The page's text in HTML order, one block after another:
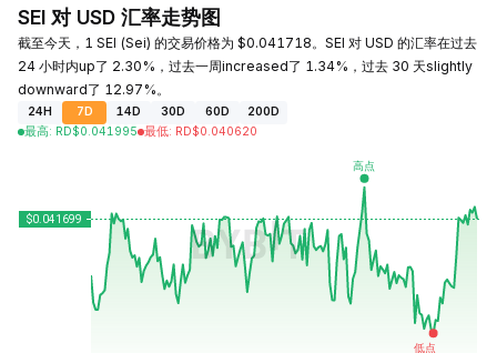
SEI 对 USD 汇率走势图
截至今天，1 SEI (Sei) 的交易价格为 $0.041718。SEI 对 USD 的汇率在过去
24 小时内up了 2.30%，过去一周increased了 1.34%，过去 30 天slightly
downward了 12.97%。
24H 7D 14D 30D 60D
200D
最高: RD$0.041995 最低: RD$0.040620